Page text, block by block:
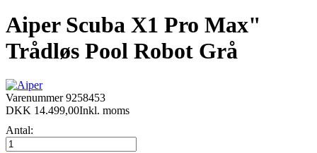
Aiper Scuba X1 Pro Max"
Trådløs Pool Robot Grå
Varenummer9258453
DKK 14.499,00Inkl. moms
Antal: